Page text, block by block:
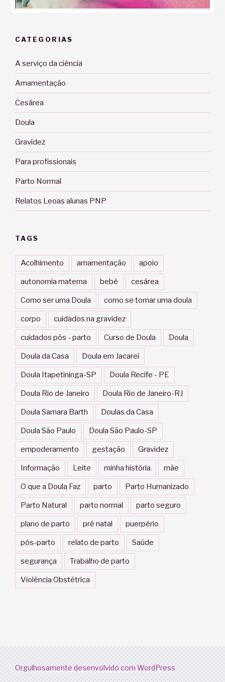
CATEGORIAS
A serviço da ciência
Amamentação
Cesárea
Doula
Gravidez
Para profissionais
Parto Normal
Relatos Leoas alunas PNP
TAGS
Acolhimento amamentação apoio
autonomia materna bebê cesárea
Como ser uma Doula como se tornar uma doula
corpo cuidados na gravidez
cuidados pós - parto Curso de Doula Doula
Doula da Casa Doula em Jacareí
Doula Itapetininga-SP Doula Recife - PE
Doula Rio de Janeiro Doula Rio de Janeiro-RJ
Doula Samara Barth Doulas da Casa
Doula São Paulo Doula São Paulo-SP
empoderamento gestação Gravidez
Informação Leite minha história mãe
O que a Doula Faz parto Parto Humanizado
Parto Natural parto normal parto seguro
plano de parto pré natal puerpério
pós-parto relato de parto Saúde
segurança Trabalho de parto
Violência Obstétrica
Orgulhosamente desenvolvido com WordPress